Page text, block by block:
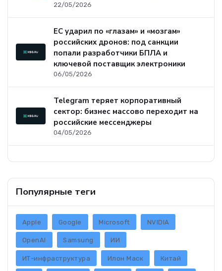
22/05/2026
ЕС ударил по «глазам» и «мозгам»
российских дронов: под санкции
попали разработчики БПЛА и
ключевой поставщик электроники
06/05/2026
Telegram теряет корпоративный
сектор: бизнес массово переходит на
российские мессенджеры
04/05/2026
Популярные теги
Apple Google Microsoft NVIDIA
OpenAI Samsung ИИ
ИТ-инфраструктура Илон Маск Китай